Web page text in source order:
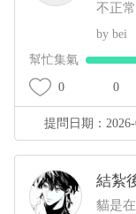
不正
次，
只喝
的晶
便，
去旅
斷潰
粘膜
改口
陸造
bei
幫忙集氣
0 0
提問日期：
結紮
貓是